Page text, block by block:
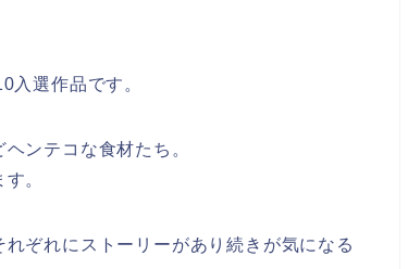
選作品です。
ンテコな食材たち。
。
ぞれにストーリーがあり続きが気になる